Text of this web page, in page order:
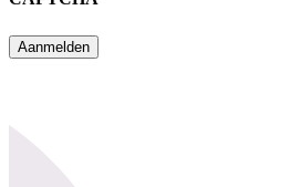
Aanmelden